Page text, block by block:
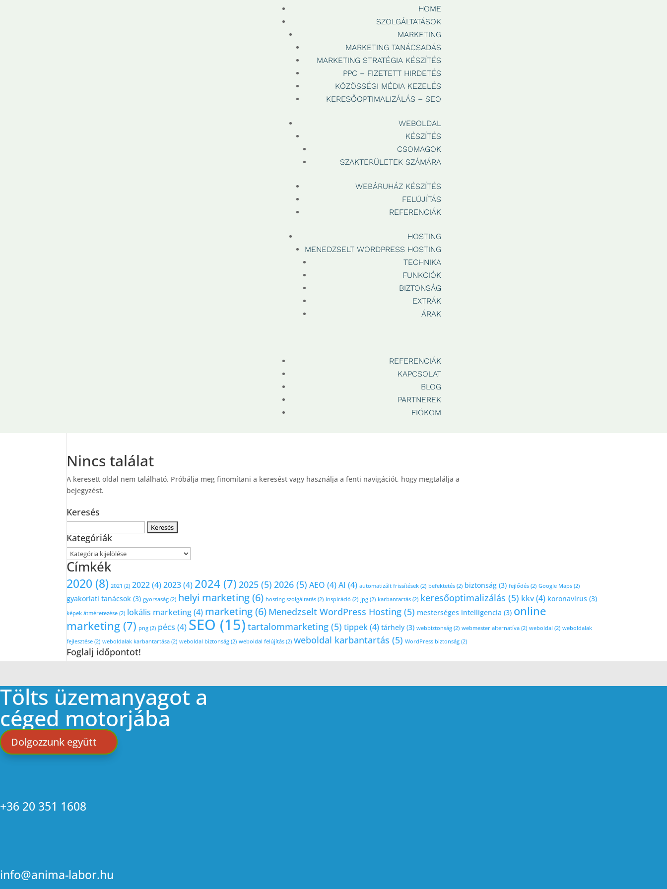
HOME
SZOLGÁLTATÁSOK
MARKETING
MARKETING TANÁCSADÁS
MARKETING STRATÉGIA KÉSZÍTÉS
PPC – FIZETETT HIRDETÉS
KÖZÖSSÉGI MÉDIA KEZELÉS
KERESŐOPTIMALIZÁLÁS – SEO
WEBOLDAL
KÉSZÍTÉS
CSOMAGOK
SZAKTERÜLETEK SZÁMÁRA
WEBÁRUHÁZ KÉSZÍTÉS
FELÚJÍTÁS
REFERENCIÁK
HOSTING
MENEDZSELT WORDPRESS HOSTING
TECHNIKA
FUNKCIÓK
BIZTONSÁG
EXTRÁK
ÁRAK
REFERENCIÁK
KAPCSOLAT
BLOG
PARTNEREK
FIÓKOM
Nincs találat
A keresett oldal nem található. Próbálja meg finomítani a keresést vagy használja a fenti navigációt, hogy megtalálja a
bejegyzést.
Keresés
Kategóriák
Kategóriák
Címkék
2020 (8) 2021 (2) 2022(4) 2023(4) 2024 (7) 2025 (5) 2026 (5) AEO (4) AI (4) automatizált frissítések (2) befektetés (2) biztonság (3) fejlődés (2) Google Maps (2)
gyakorlati tanácsok (3) gyorsaság (2) helyi marketing(6) hosting szolgáltatás (2) inspiráció (2) jpg (2) karbantartás (2) keresőoptimalizálás (5) kkv(4) koronavírus (3)
képek átméretezése (2) lokális marketing(4) marketing(6) Menedzselt WordPress Hosting (5) mesterséges intelligencia (3) online
marketing (7) png (2) pécs (4) SEO (15) tartalommarketing (5) tippek(4) tárhely (3) webbiztonság (2) webmester alternatíva (2) weboldal (2) weboldalak
fejlesztése (2) weboldalak karbantartása (2) weboldal biztonság (2) weboldal felújítás (2) weboldal karbantartás (5) WordPress biztonság (2)
Foglalj időpontot!
Tölts üzemanyagot a
céged motorjába
Dolgozzunk együtt
+36 20 351 1608
info@anima-labor.hu